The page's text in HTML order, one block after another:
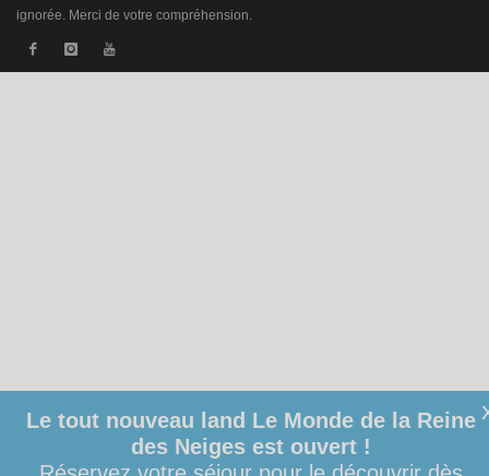
ignorée. Merci de votre compréhension.
Le tout nouveau land Le Monde de la Reine
des Neiges est ouvert !